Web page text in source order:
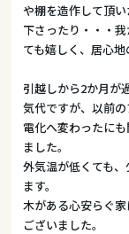
や棚を造作して頂
下さったり・・・
ても嬉しく、居心地
引越しから2か月が
気代ですが、以前
電化へ変わったに
ました。
外気温が低くても
ます。
木がある心安らぐ
ございました。